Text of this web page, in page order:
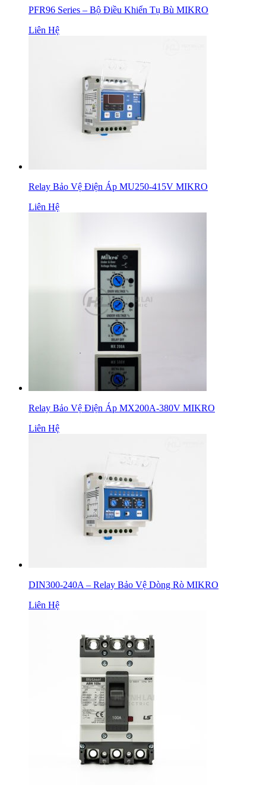
PFR96 Series – Bộ Điều Khiển Tụ Bù MIKRO
Liên Hệ
Relay Bảo Vệ Điện Áp MU250-415V MIKRO
Liên Hệ
Relay Bảo Vệ Điện Áp MX200A-380V MIKRO
Liên Hệ
DIN300-240A – Relay Bảo Vệ Dòng Rò MIKRO
Liên Hệ